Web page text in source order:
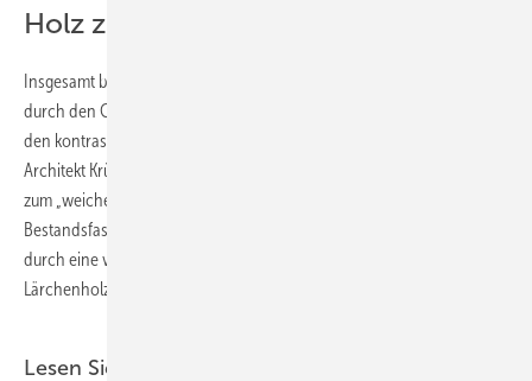
Holz zu Beton in Kontrast setzen
Insgesamt bleibt der raue Charakter der Halle erhalten, bereichert
durch den Gegensatz zwischen der „Brutalität“ des rohen Betons und
den kontrastierenden Holzoberflächen der inneren Fassade –
Architekt Krüger spricht von der „harten“ Gebäudehülle im Gegensatz
zum „weichen“ Kern. Die eingestellten Wohnungen, die hinter der
Bestandsfassade stehen und eigenständig funktionieren, heben sich
durch eine vorgehängte, als Boden-Deckel-Schalung ausgeführte
Lärchenholzfassade deutlich vom Bestand ab.
Lesen Sie auch: